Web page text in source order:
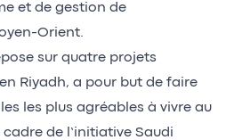
et de gestion de
Orient.
sur quatre projets
Riyadh, a pour but de faire
les plus agréables à vivre au
de l’initiative Saudi